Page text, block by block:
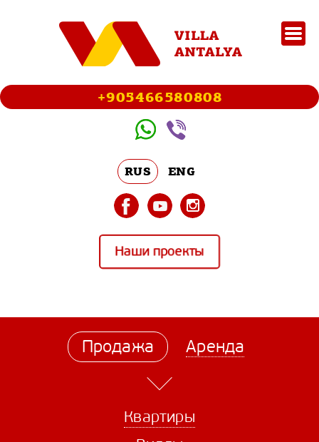
+905466580808
Наши проекты
RUS ENG
Квартиры
Продажа Аренда